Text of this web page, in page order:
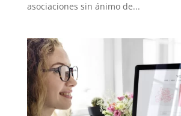
asociaciones sin ánimo de...